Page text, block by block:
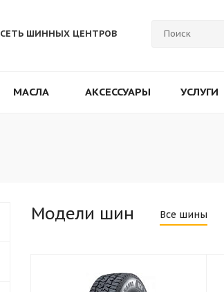
СЕТЬ ШИННЫХ ЦЕНТРОВ
МАСЛА АКСЕССУАРЫ УСЛУГИ
Модели шин Все шины